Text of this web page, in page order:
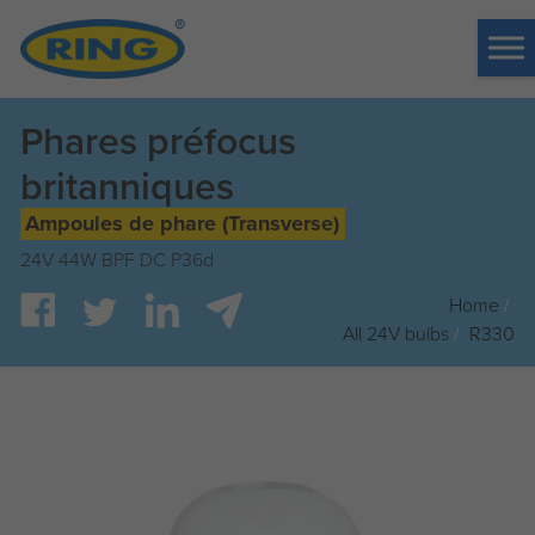
Phares préfocus
britanniques
Ampoules de phare (Transverse)
24V 44W BPF DC P36d
Home /
All 24V bulbs/ R330